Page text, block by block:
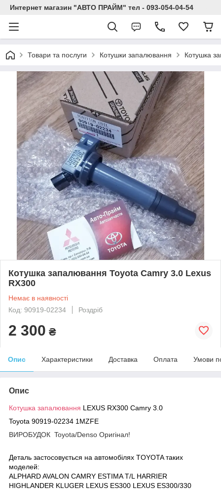
Интернет магазин "АВТО ПРАЙМ" тел - 093-054-04-54
Товари та послуги Котушки запалювання Котушка
Котушка запалювання Toyota Camry 3.0 Lexus
RX300
Немає в наявності
Код: 90919-02234
Роздріб
2 300 ₴
Опис Характеристики Доставка Оплата Умови
Опис
Котушка запалювання LEXUS RX300 Camry 3.0
Toyota 90919-02234 1MZFE
ВИРОБУДОК Toyota/Denso Оригінал!
Деталь застосовується на автомобілях TOYOTA таких
моделей:
ALPHARD AVALON CAMRY ESTIMA T/L HARRIER
HIGHLANDER KLUGER LEXUS ES300 LEXUS ES300/330